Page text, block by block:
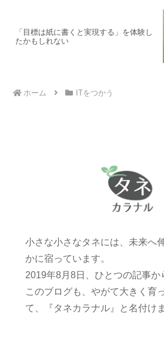
「目標は紙に書くと実現する」を体験し
たかもしれない
ホーム ITをつかう
小さな小さなタネには、未来へ
かに宿っています。
2019年8月8日、ひとつの記事か
このブログも、やがて大きく育
て、『タネカラナル』と名付け